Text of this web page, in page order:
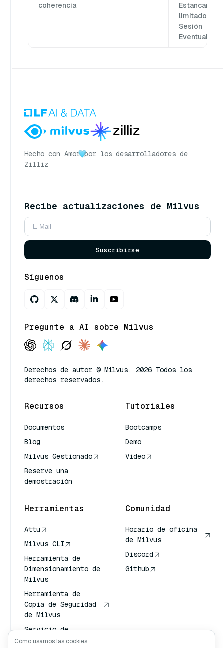
coherencia
limitado
Sesión
Eventual
Hecho con Amor por los desarrolladores de
Zilliz
Recibe actualizaciones de Milvus
Suscribirse
Síguenos
Pregunte a AI sobre Milvus
Derechos de autor © Milvus. 2026 Todos los
derechos reservados.
Recursos
Documentos
Blog
Milvus Gestionado
Reserve una
demostración
Tutoriales
Bootcamps
Demo
Video
Herramientas
Attu
Milvus CLI
Herramienta de
Dimensionamiento de
Milvus
Herramienta de
Copia de Seguridad
de Milvus
Servicio de
Transporte de
Comunidad
Horario de oficina
de Milvus
Discord
Github
Cómo usamos las cookies